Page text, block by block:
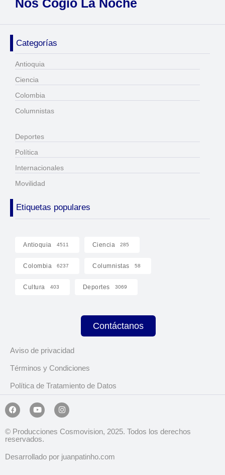
Categorías
Antioquia
Ciencia
Colombia
Columnistas
Deportes
Política
Internacionales
Movilidad
Etiquetas populares
Antioquia 4511 Ciencia 285
Colombia 6237 Columnistas 58
Cultura 403 Deportes 3069
Contáctanos
Aviso de privacidad
Términos y Condiciones
Política de Tratamiento de Datos
© Producciones Cosmovision, 2025. Todos los derechos
reservados.
Desarrollado por juanpatinho.com